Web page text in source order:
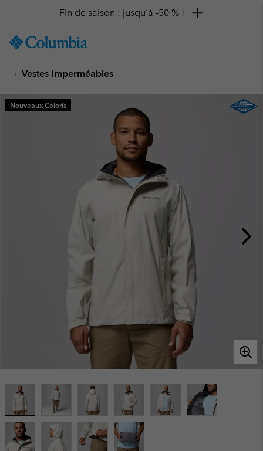
TO
SKIP
MAIN
NAV
Fin de saison : jusqu'à -50 % !
Vestes Imperméables
Nouveaux Coloris